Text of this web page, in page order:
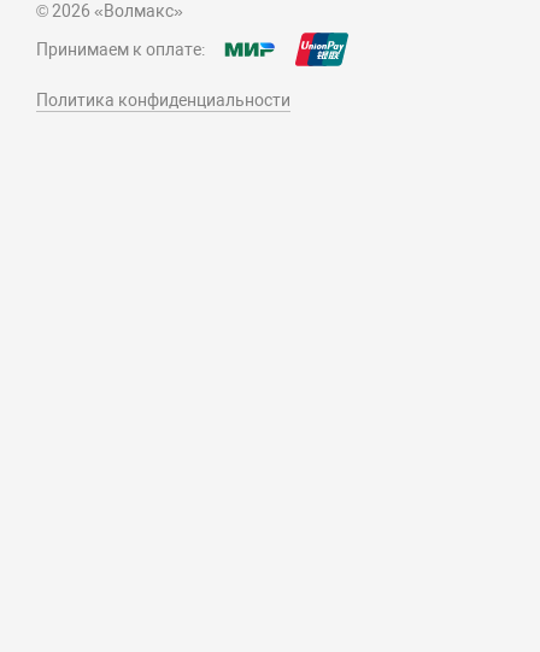
© 2026 «Волмакс»
Принимаем к оплате:
Политика конфиденциальности